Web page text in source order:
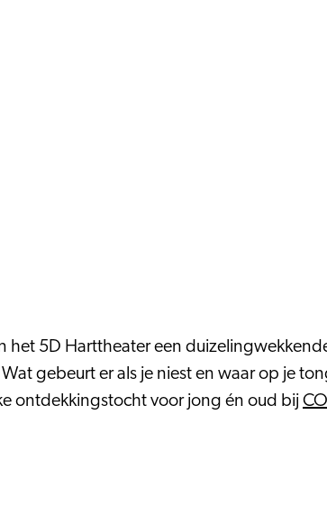
het 5D Harttheater een
gebeurt er als je niest en waar op je
ontdekkingstocht voor jong én oud bij